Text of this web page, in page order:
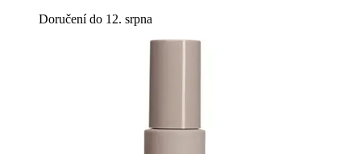
Doručení do 12. srpna